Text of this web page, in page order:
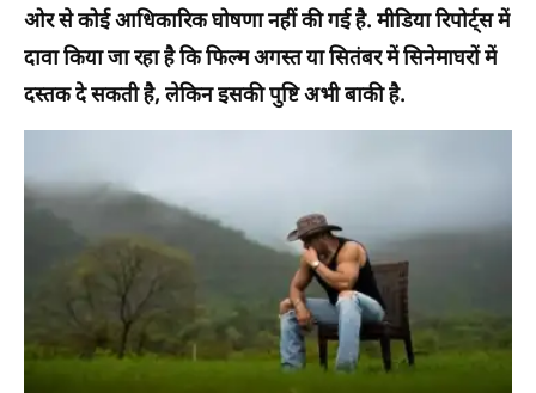
ओर से कोई आधिकारिक घोषणा नहीं की गई है. मीडिया रिपोर्ट्स में
दावा किया जा रहा है कि फिल्म अगस्त या सितंबर में सिनेमाघरों में
दस्तक दे सकती है, लेकिन इसकी पुष्टि अभी बाकी है.